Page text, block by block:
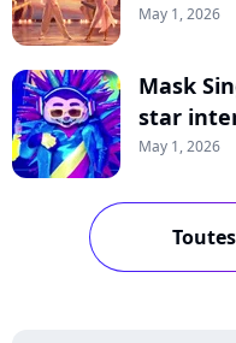
May 1, 2026
Mask
star
May 1, 2026